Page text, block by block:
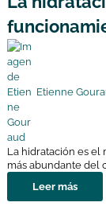
Etienne
La hidratación es
más abundante del
Leer más